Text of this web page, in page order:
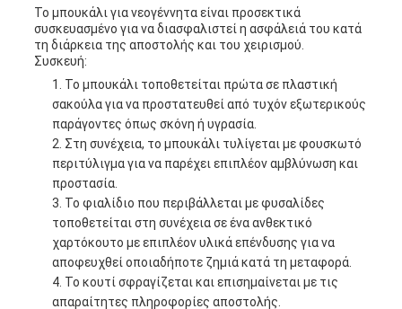
Το μπουκάλι για νεογέννητα είναι προσεκτικά
συσκευασμένο για να διασφαλιστεί η ασφάλειά του κατά
τη διάρκεια της αποστολής και του χειρισμού.
Συσκευή:
Το μπουκάλι τοποθετείται πρώτα σε πλαστική
σακούλα για να προστατευθεί από τυχόν εξωτερικούς
παράγοντες όπως σκόνη ή υγρασία.
Στη συνέχεια, το μπουκάλι τυλίγεται με φουσκωτό
περιτύλιγμα για να παρέχει επιπλέον αμβλύνωση και
προστασία.
Το φιαλίδιο που περιβάλλεται με φυσαλίδες
τοποθετείται στη συνέχεια σε ένα ανθεκτικό
χαρτόκουτο με επιπλέον υλικά επένδυσης για να
αποφευχθεί οποιαδήποτε ζημιά κατά τη μεταφορά.
Το κουτί σφραγίζεται και επισημαίνεται με τις
απαραίτητες πληροφορίες αποστολής.